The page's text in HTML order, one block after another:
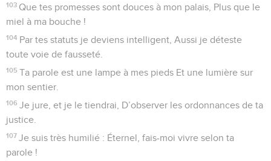
103 Que tes promesses sont douces à mon palais, Plus que le
miel à ma bouche !
104 Par tes statuts je deviens intelligent, Aussi je déteste
toute voie de fausseté.
105 Ta parole est une lampe à mes pieds Et une lumière sur
mon sentier.
106 Je jure, et je le tiendrai, D’observer les ordonnances de ta
justice.
107 Je suis très humilié : Éternel, fais-moi vivre selon ta
parole !